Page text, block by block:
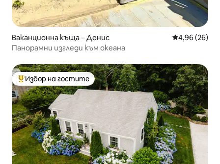
Ваканционна къща – Денис Средна
4,96 (26)
Панорамни изгледи към океана
Най-популярен избор на гостите
Избор на гостите